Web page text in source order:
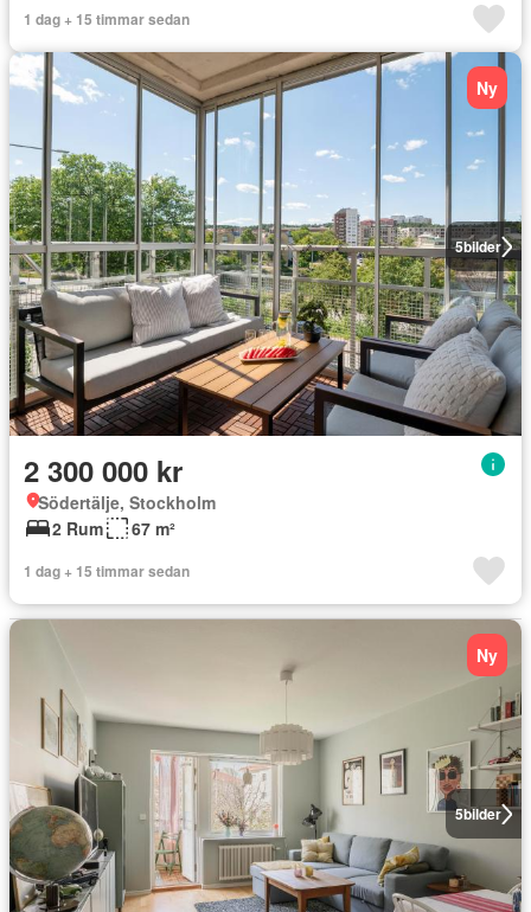
1 dag + 15 timmar sedan
5bilder
Ny
2 300 000 kr
Södertälje, Stockholm
2 Rum
67 m²
1 dag + 15 timmar sedan
5bilder
Ny